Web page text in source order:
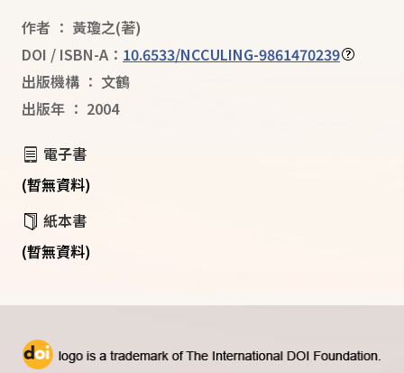
作者 ： 黃瓊之(著)
DOI / ISBN-A： 10.6533/NCCULING-9861470239
出版機構 ： 文鶴
出版年 ： 2004
電子書
(暫無資料)
紙本書
(暫無資料)